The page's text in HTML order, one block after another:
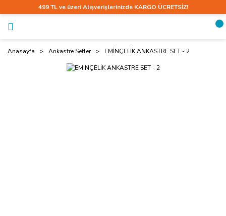
499 TL ve üzeri Alışverişlerinizde KARGO ÜCRETSİZ!
Anasayfa Ankastre Setler EMİNÇELİK ANKASTRE SET - 2